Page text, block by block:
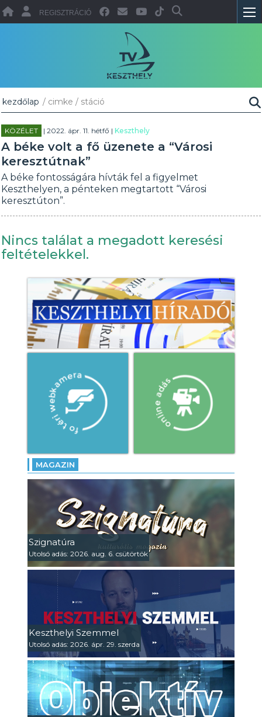
REGISZTRÁCIÓ
kezdőlap / cimke / stáció
KÖZÉLET | 2022. ápr. 11. hétfő |Keszthely
A béke volt a fő üzenete a “Városi
keresztútnak”
A béke fontosságára hívták fel a figyelmet
Keszthelyen, a pénteken megtartott “Városi
keresztúton”.
Nincs találat a megadott keresési
feltételekkel.
MAGAZIN
Szignatúra
Utolsó adás: 2026. aug. 6. csütörtök
Keszthelyi Szemmel
Utolsó adás: 2026. ápr. 29. szerda